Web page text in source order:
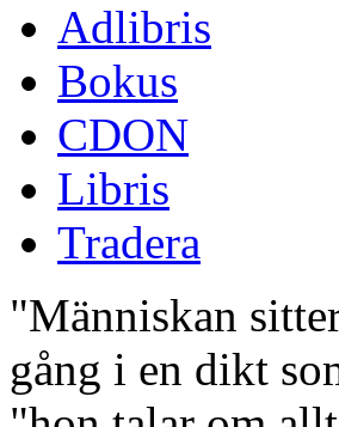
Adlibris
Bokus
CDON
Libris
Tradera
"Människan
gång i en dikt